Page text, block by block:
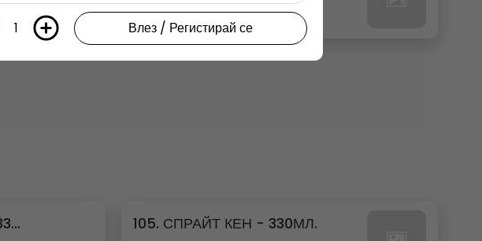
0.00 euro
101. КОКА КОЛА ЗЕРО КЕН - 330МЛ. 105. СПРАЙТ КЕН - 330МЛ.
1 Влез / Регистирай се